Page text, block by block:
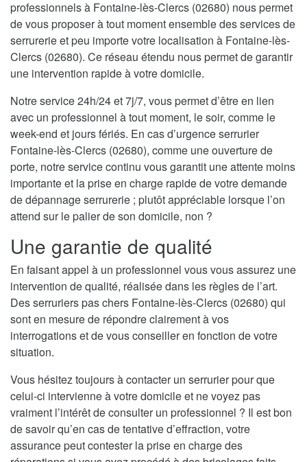
professionnels à Fontaine-lès-Clercs (02680) nous permet
de vous proposer à tout moment ensemble des services de
serrurerie et peu importe votre localisation à Fontaine-lès-
Clercs (02680). Ce réseau étendu nous permet de garantir
une intervention rapide à votre domicile.
Notre service 24h/24 et 7j/7, vous permet d’être en lien
avec un professionnel à tout moment, le soir, comme le
week-end et jours fériés. En cas d’urgence serrurier
Fontaine-lès-Clercs (02680), comme une ouverture de
porte, notre service continu vous garantit une attente moins
importante et la prise en charge rapide de votre demande
de dépannage serrurerie ; plutôt appréciable lorsque l’on
attend sur le palier de son domicile, non ?
Une garantie de qualité
En faisant appel à un professionnel vous vous assurez une
intervention de qualité, réalisée dans les règles de l’art.
Des serruriers pas chers Fontaine-lès-Clercs (02680) qui
sont en mesure de répondre clairement à vos
interrogations et de vous conseiller en fonction de votre
situation.
Vous hésitez toujours à contacter un serrurier pour que
celui-ci intervienne à votre domicile et ne voyez pas
vraiment l’intérêt de consulter un professionnel ? Il est bon
de savoir qu’en cas de tentative d’effraction, votre
assurance peut contester la prise en charge des